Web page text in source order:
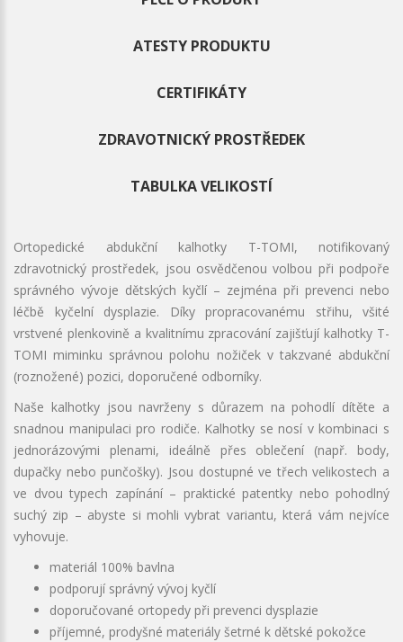
ATESTY PRODUKTU
CERTIFIKÁTY
ZDRAVOTNICKÝ PROSTŘEDEK
TABULKA VELIKOSTÍ
Ortopedické abdukční kalhotky T-TOMI, notifikovaný
zdravotnický prostředek, jsou osvědčenou volbou při podpoře
správného vývoje dětských kyčlí – zejména při prevenci nebo
léčbě kyčelní dysplazie. Díky propracovanému střihu, všité
vrstvené plenkovině a kvalitnímu zpracování zajišťují kalhotky T-
TOMI miminku správnou polohu nožiček v takzvané abdukční
(roznožené) pozici, doporučené odborníky.
Naše kalhotky jsou navrženy s důrazem na pohodlí dítěte a
snadnou manipulaci pro rodiče. Kalhotky se nosí v kombinaci s
jednorázovými plenami, ideálně přes oblečení (např. body,
dupačky nebo punčošky). Jsou dostupné ve třech velikostech a
ve dvou typech zapínání – praktické patentky nebo pohodlný
suchý zip – abyste si mohli vybrat variantu, která vám nejvíce
vyhovuje.
materiál 100% bavlna
podporují správný vývoj kyčlí
doporučované ortopedy při prevenci dysplazie
příjemné, prodyšné materiály šetrné k dětské pokožce